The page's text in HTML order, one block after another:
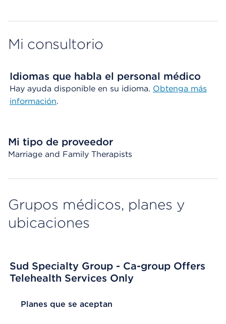
Mi consultorio
Idiomas que habla el personal médico
Hay ayuda disponible en su idioma. Obtenga más
información.
Mi tipo de proveedor
Marriage and Family Therapists
Grupos médicos, planes y
ubicaciones
Sud Specialty Group - Ca-group Offers
Telehealth Services Only
List Header Planes que se aceptan
Planes que se aceptan